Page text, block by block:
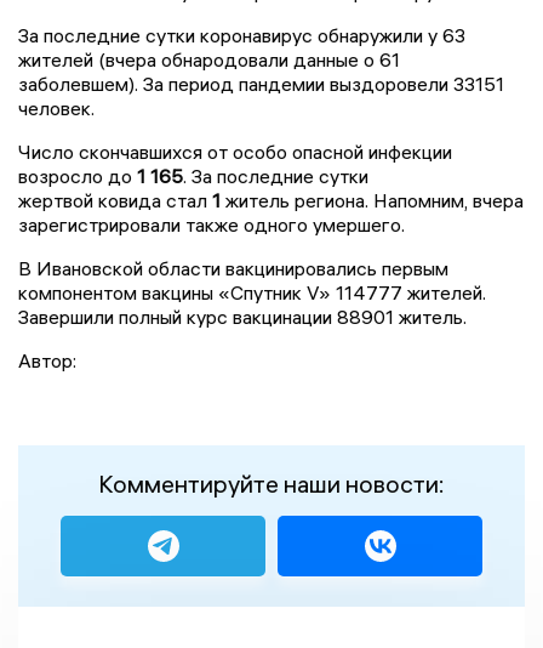
За последние сутки коронавирус обнаружили у 63
жителей (вчера обнародовали данные о 61
заболевшем). За период пандемии выздоровели 33151
человек.
Число скончавшихся от особо опасной инфекции
возросло до 1 165. За последние сутки
жертвой ковида стал 1 житель региона. Напомним, вчера
зарегистрировали также одного умершего.
В Ивановской области вакцинировались первым
компонентом вакцины «Спутник V» 114777 жителей.
Завершили полный курс вакцинации 88901 житель.
Автор:
Комментируйте наши новости: